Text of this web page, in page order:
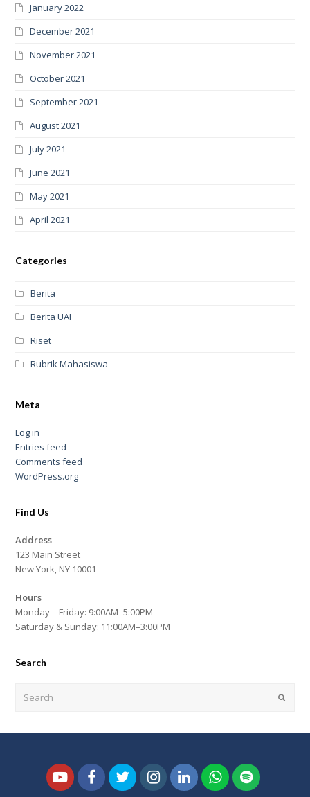
January 2022
December 2021
November 2021
October 2021
September 2021
August 2021
July 2021
June 2021
May 2021
April 2021
Categories
Berita
Berita UAI
Riset
Rubrik Mahasiswa
Meta
Log in
Entries feed
Comments feed
WordPress.org
Find Us
Address
123 Main Street
New York, NY 10001
Hours
Monday—Friday: 9:00AM–5:00PM
Saturday & Sunday: 11:00AM–3:00PM
Search
Submit
YoutubeFacebook
TwitterInstagram
LinkedInWhatsapp
Spotify